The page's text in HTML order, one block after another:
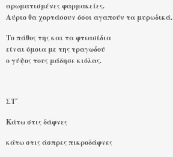
αρωματισμένες φαρμακείες.
Αύριο θα χορτάσουν όσοι αγαπούν τα μυρωδικά.
Το πάθος της και τα φτιασίδια
είναι όμοια με της τραγωδού
ο γύψος τους μάδησε κιόλας.
ΣΤ΄
Κάτω στις δάφνες
κάτω στις άσπρες πικροδάφνες